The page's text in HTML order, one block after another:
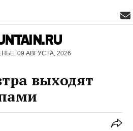
09 АВГУСТА, 2026
выходят